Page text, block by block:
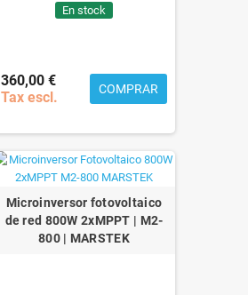
En stock
360,00 €
Tax escl.
COMPRAR
Microinversor fotovoltaico
de red 800W 2xMPPT | M2-
800 | MARSTEK